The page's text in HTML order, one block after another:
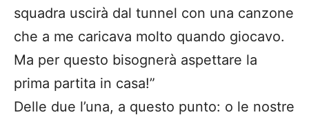
squadra uscirà dal tunnel con una canzone
che a me caricava molto quando giocavo.
Ma per questo bisognerà aspettare la
prima partita in casa!”
Delle due l’una, a questo punto: o le nostre